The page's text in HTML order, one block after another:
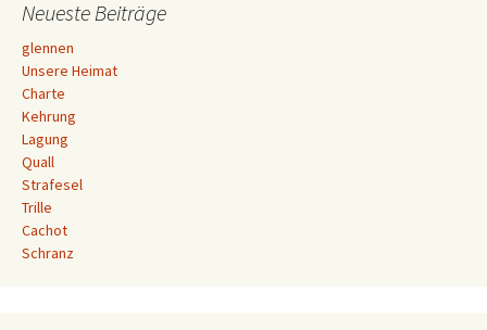
Neueste Beiträge
glennen
Unsere Heimat
Charte
Kehrung
Lagung
Quall
Strafesel
Trille
Cachot
Schranz